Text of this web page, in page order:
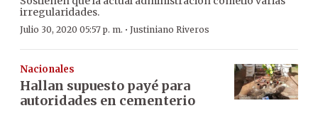
irregularidades.
Julio 30, 2020 05:57 p. m. · Justiniano Riveros
Nacionales
Hallan supuesto payé para
autoridades en cementerio